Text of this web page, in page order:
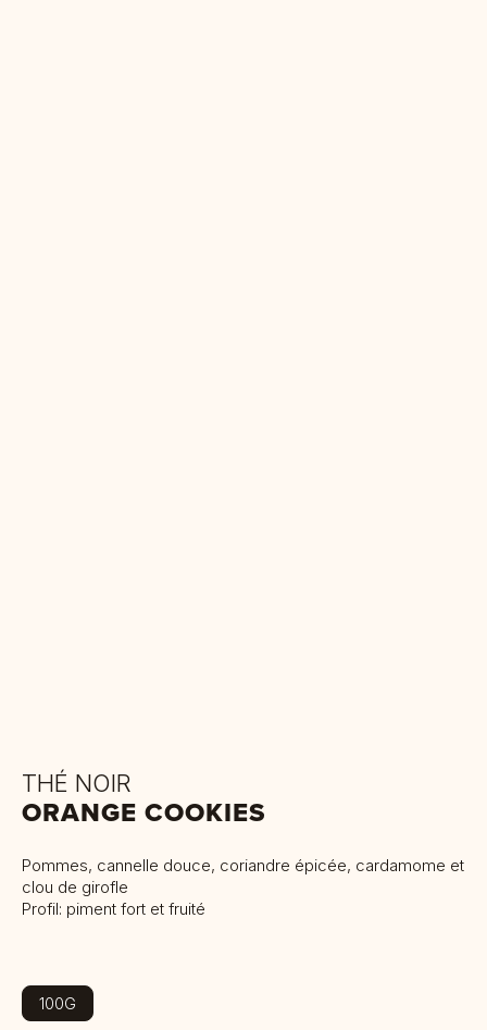
THÉ NOIR
ORANGE COOKIES
Pommes, cannelle douce, coriandre épicée, cardamome et
clou de girofle
Profil: piment fort et fruité
100G